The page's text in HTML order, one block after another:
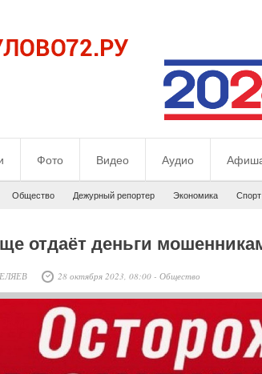
Фото Видео Аудио
Общество Дежурный репортер Экономика Спорт
отдаёт деньги
28 октября 2023, 08:00 - Общество